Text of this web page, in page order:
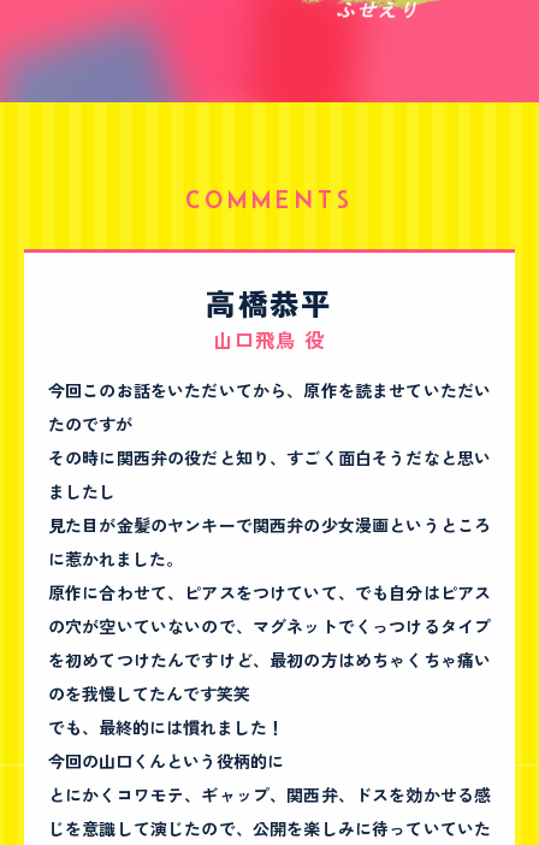
COMMENTS
高橋恭平
山口飛鳥 役
今回このお話をいただいてから、原作を読ませていただい
たのですが
その時に関西弁の役だと知り、すごく面白そうだなと思い
ましたし
見た目が金髪のヤンキーで関西弁の少女漫画というところ
に惹かれました。
原作に合わせて、ピアスをつけていて、でも自分はピアス
の穴が空いていないので、マグネットでくっつけるタイプ
を初めてつけたんですけど、最初の方はめちゃくちゃ痛い
のを我慢してたんです笑笑
でも、最終的には慣れました！
今回の山口くんという役柄的に
とにかくコワモテ、ギャップ、関西弁、ドスを効かせる感
じを意識して演じたので、公開を楽しみに待っていていた